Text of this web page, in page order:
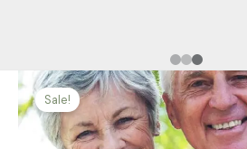
Sale!